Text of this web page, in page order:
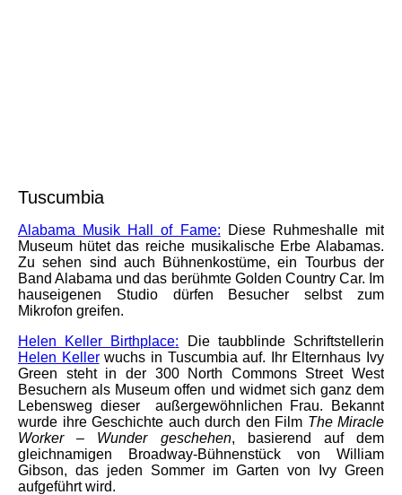
Tuscumbia
Alabama Musik Hall of Fame:
Diese Ruhmeshalle mit
Museum hütet das reiche musikalische Erbe Alabamas.
Zu sehen sind auch Bühnenkostüme, ein Tourbus der
BandAlabama und das berühmte Golden Country Car. Im
hauseigenen Studio dürfen Besucher selbst zum
Mikrofon greifen.
Helen Keller Birthplace: Die taubblinde Schriftstellerin
Helen Kellerwuchs in Tuscumbia auf. Ihr Elternhaus Ivy
Green steht in der 300 North Commons Street West
Besuchern als Museum offen und widmet sich ganz dem
Lebensweg dieser außergewöhnlichen Frau. Bekannt
wurde ihre Geschichte auch durch den Film The Miracle
Worker – Wunder geschehen, basierend auf dem
gleichnamigen Broadway-Bühnenstück von William
Gibson, das jeden Sommer im Garten von Ivy Green
aufgeführt wird.